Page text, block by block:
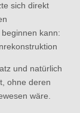
sich direkt
kann:
und natürlich
ohne deren
wäre.